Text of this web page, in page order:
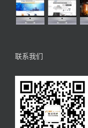
联系我们